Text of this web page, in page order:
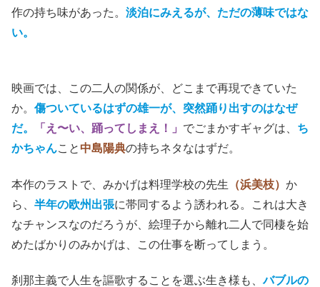
作の持ち味があった。 淡泊にみえるが、ただの薄味ではな
い。
映画では、この二人の関係が、どこまで再現できていた
か。 傷ついているはずの雄一が、突然踊り出すのはなぜ
だ。
「え〜い、踊ってしまえ！」 でごまかすギャグは、 ち
かちゃんこと中島陽典の持ちネタなはずだ。
本作のラストで、みかげは料理学校の先生 （浜美枝） か
ら、 半年の欧州出張に帯同するよう誘われる。これは大き
なチャンスなのだろうが、絵理子から離れ二人で同棲を始
めたばかりのみかげは、この仕事を断ってしまう。
刹那主義で人生を謳歌することを選ぶ生き様も、バブルの